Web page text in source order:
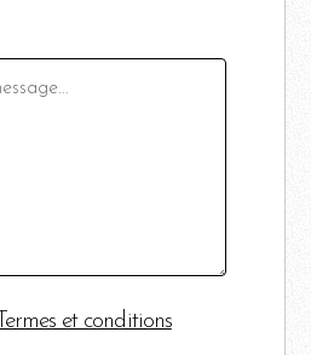
Termes et conditions